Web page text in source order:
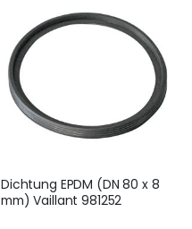
Dichtung EPDM (DN 80 x 8
mm) Vaillant 981252